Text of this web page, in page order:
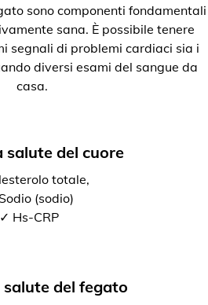
sono componenti fondamentali
sana. È possibile tenere
segnali di problemi cardiaci sia i
diversi esami del sangue da
casa.
salute del cuore
totale,
(sodio)
✓ Hs-CRP
salute del fegato